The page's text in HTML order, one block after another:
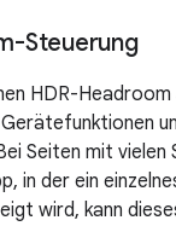
Steuerung
HDR-Headroom
Gerätefunktionen
Seiten mit vielen
in der ein
wird, kann